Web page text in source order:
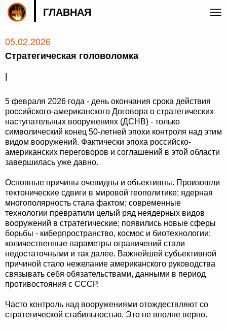
ГЛАВНАЯ
05.02.2026
Стратегическая головоломка
|
5 февраля 2026 года - день окончания срока действия
российского-американского Договора о стратегических
наступательных вооружениях (ДСНВ) - только
символический конец 50-летней эпохи контроля над этим
видом вооружений. Фактически эпоха российско-
американских переговоров и соглашений в этой области
завершилась уже давно.
Основные причины очевидны и объективны. Произошли
тектонические сдвиги в мировой геополитике; ядерная
многополярность стала фактом; современные
технологии превратили целый ряд неядерных видов
вооружений в стратегические; появились новые сферы
борьбы - киберпространство, космос и биотехнологии;
количественные параметры ограничений стали
недостаточными и так далее. Важнейшей субъективной
причиной стало нежелание американского руководства
связывать себя обязательствами, данными в период
противостояния с СССР.
Часто контроль над вооружениями отождествляют со
стратегической стабильностью. Это не вполне верно.